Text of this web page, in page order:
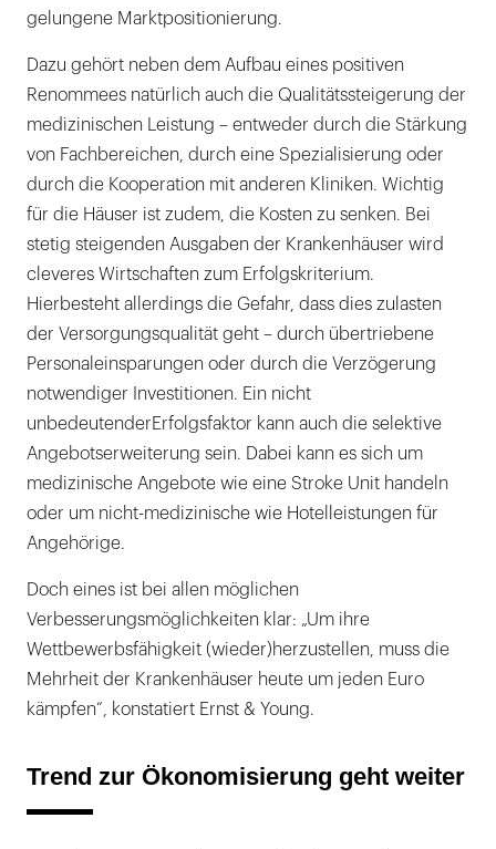
gelungene Marktpositionierung.
Dazu gehört neben dem Aufbau eines positiven
Renommees natürlich auch die Qualitätssteigerung der
medizinischen Leistung – entweder durch die Stärkung
von Fachbereichen, durch eine Spezialisierung oder
durch die Kooperation mit anderen Kliniken. Wichtig
für die Häuser ist zudem, die Kosten zu senken. Bei
stetig steigenden Ausgaben der Krankenhäuser wird
cleveres Wirtschaften zum Erfolgskriterium.
Hierbesteht allerdings die Gefahr, dass dies zulasten
der Versorgungsqualität geht – durch übertriebene
Personaleinsparungen oder durch die Verzögerung
notwendiger Investitionen. Ein nicht
unbedeutenderErfolgsfaktor kann auch die selektive
Angebotserweiterung sein. Dabei kann es sich um
medizinische Angebote wie eine Stroke Unit handeln
oder um nicht-medizinische wie Hotelleistungen für
Angehörige.
Doch eines ist bei allen möglichen
Verbesserungsmöglichkeiten klar: „Um ihre
Wettbewerbsfähigkeit (wieder)herzustellen, muss die
Mehrheit der Krankenhäuser heute um jeden Euro
kämpfen“, konstatiert Ernst & Young.
Trend zur Ökonomisierung geht weiter